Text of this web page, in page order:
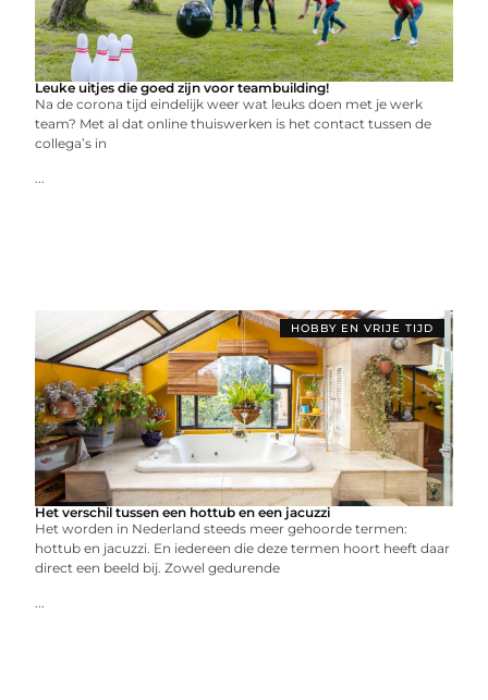
Leuke uitjes die goed zijn voor teambuilding!
Na de corona tijd eindelijk weer wat leuks doen met je werk
team? Met al dat online thuiswerken is het contact tussen de
collega’s in
...
HOBBY EN VRIJE TIJD
Het verschil tussen een hottub en een jacuzzi
Het worden in Nederland steeds meer gehoorde termen:
hottub en jacuzzi. En iedereen die deze termen hoort heeft daar
direct een beeld bij. Zowel gedurende
...